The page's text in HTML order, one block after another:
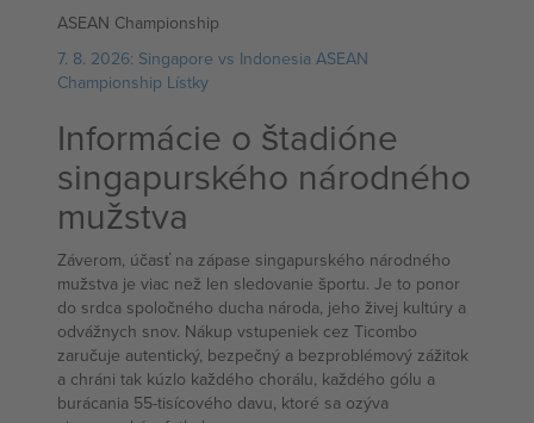
ASEAN Championship
7. 8. 2026: Singapore vs Indonesia ASEAN
Championship Lístky
Informácie o štadióne
singapurského národného
mužstva
Záverom, účasť na zápase singapurského národného
mužstva je viac než len sledovanie športu. Je to ponor
do srdca spoločného ducha národa, jeho živej kultúry a
odvážnych snov. Nákup vstupeniek cez Ticombo
zaručuje autentický, bezpečný a bezproblémový zážitok
a chráni tak kúzlo každého chorálu, každého gólu a
burácania 55-tisícového davu, ktoré sa ozýva